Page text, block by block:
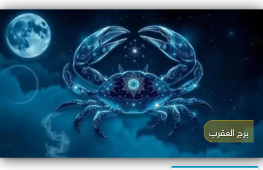
برج العقرب